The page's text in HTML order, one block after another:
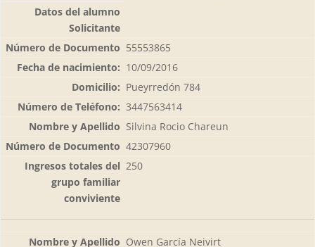
55553865
10/09/2016
Pueyrredón 784
3447563414
Silvina Rocio Chareun
42307960
250
Owen García Neivirt